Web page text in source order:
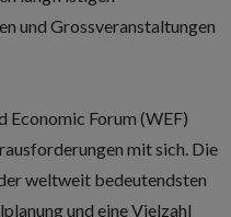
und Grossveranstaltungen
Economic Forum (WEF)
mit sich. Die
weltweit bedeutendsten
und eine Vielzahl